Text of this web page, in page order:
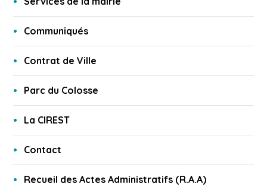
Communiqués
Contrat de Ville
Parc du Colosse
La CIREST
Contact
Recueil des Actes Administratifs (R.A.A)